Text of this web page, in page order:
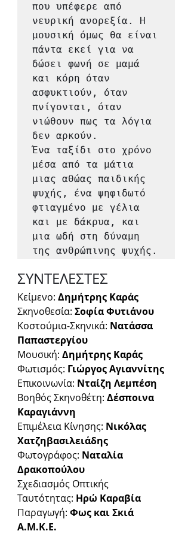
που υπέφερε από
νευρική ανορεξία. Η
μουσική όμως θα είναι
πάντα εκεί για να
δώσει φωνή σε μαμά
και κόρη όταν
ασφυκτιούν, όταν
πνίγονται, όταν
νιώθουν πως τα λόγια
δεν αρκούν.
Ένα ταξίδι στο χρόνο
μέσα από τα μάτια
μιας αθώας παιδικής
ψυχής, ένα ψηφιδωτό
φτιαγμένο με γέλια
και με δάκρυα, και
μια ωδή στη δύναμη
της ανθρώπινης ψυχής.
ΣΥΝΤΕΛΕΣΤΕΣ
Κείμενο: Δημήτρης Καράς
Σκηνοθεσία: Σοφία Φυτιάνου
Κοστούμια-Σκηνικά: Νατάσσα
Παπαστεργίου
Μουσική: Δημήτρης Καράς
Φωτισμός: Γιώργος Αγιαννίτης
Επικοινωνία: Νταίζη Λεμπέση
Βοηθός Σκηνοθέτη: Δέσποινα
Καραγιάννη
Επιμέλεια Κίνησης: Νικόλας
Χατζηβασιλειάδης
Φωτογράφος: Ναταλία
Δρακοπούλου
Σχεδιασμός Οπτικής
Ταυτότητας: Ηρώ Καραβία
Παραγωγή: Φως και Σκιά
Α.Μ.Κ.Ε.